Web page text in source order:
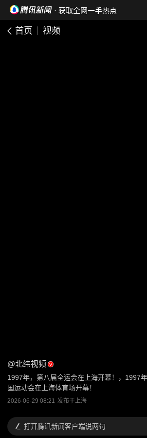
· 获取全网一手热点
首页 视频
@北纬视频
1997年，第八届全运会在上海开幕！，1997
国运动会在上海体育场开幕！
2026-06-29 08:21 发布于上海
打开腾讯新闻客户端说两句